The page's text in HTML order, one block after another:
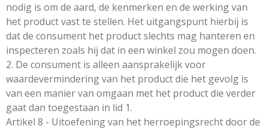
nodig is om de aard, de kenmerken en de werking van
het product vast te stellen. Het uitgangspunt hierbij is
dat de consument het product slechts mag hanteren en
inspecteren zoals hij dat in een winkel zou mogen doen.
2. De consument is alleen aansprakelijk voor
waardevermindering van het product die het gevolg is
van een manier van omgaan met het product die verder
gaat dan toegestaan in lid 1.
Artikel 8 - Uitoefening van het herroepingsrecht door de